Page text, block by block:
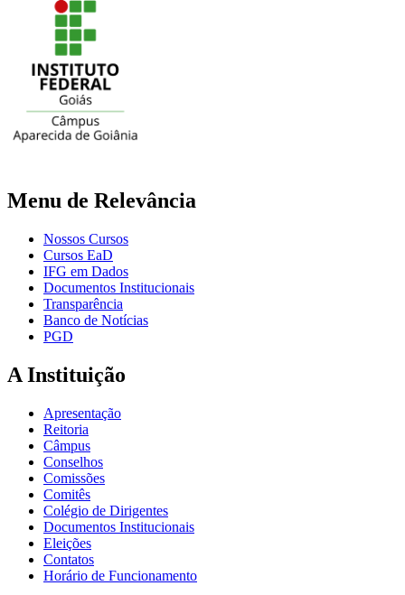
Menu de Relevância
Nossos Cursos
Cursos EaD
IFG em Dados
Documentos Institucionais
Transparência
Banco de Notícias
PGD
A Instituição
Apresentação
Reitoria
Câmpus
Conselhos
Comissões
Comitês
Colégio de Dirigentes
Documentos Institucionais
Eleições
Contatos
Horário de Funcionamento